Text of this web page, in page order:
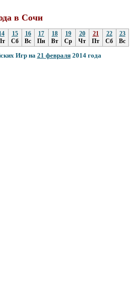
в Сочи
15
Сб
16
Вс
17
Пн
18
Вт
19
Ср
20
Чт
21
Пт
22
Сб
23
Вс
Игр на 21 февраля2014года